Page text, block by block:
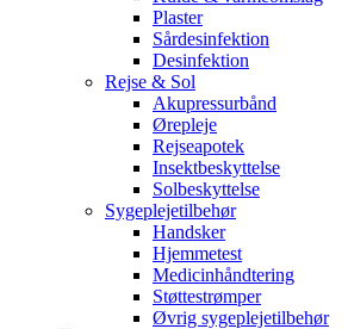
Plaster
Sårdesinfektion
Desinfektion
Rejse & Sol
Akupressurbånd
Ørepleje
Rejseapotek
Insektbeskyttelse
Solbeskyttelse
Sygeplejetilbehør
Handsker
Hjemmetest
Medicinhåndtering
Støttestrømper
Øvrig sygeplejetilbehør